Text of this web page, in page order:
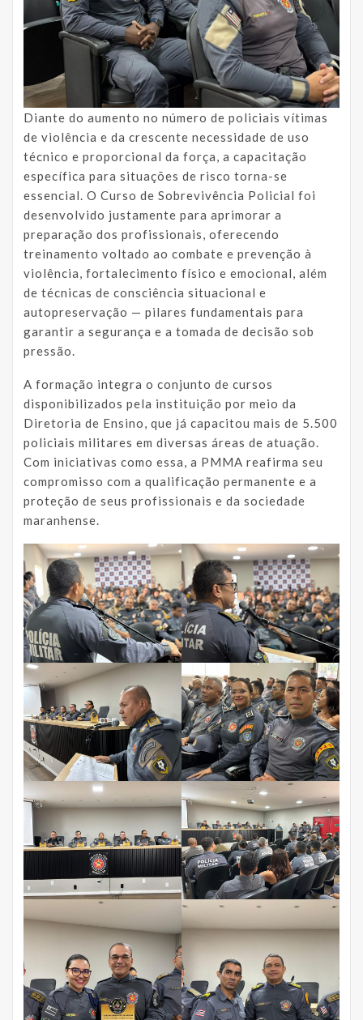
Diante do aumento no número de policiais vítimas
de violência e da crescente necessidade de uso
técnico e proporcional da força, a capacitação
específica para situações de risco torna-se
essencial. O Curso de Sobrevivência Policial foi
desenvolvido justamente para aprimorar a
preparação dos profissionais, oferecendo
treinamento voltado ao combate e prevenção à
violência, fortalecimento físico e emocional, além
de técnicas de consciência situacional e
autopreservação — pilares fundamentais para
garantir a segurança e a tomada de decisão sob
pressão.
A formação integra o conjunto de cursos
disponibilizados pela instituição por meio da
Diretoria de Ensino, que já capacitou mais de 5.500
policiais militares em diversas áreas de atuação.
Com iniciativas como essa, a PMMA reafirma seu
compromisso com a qualificação permanente e a
proteção de seus profissionais e da sociedade
maranhense.